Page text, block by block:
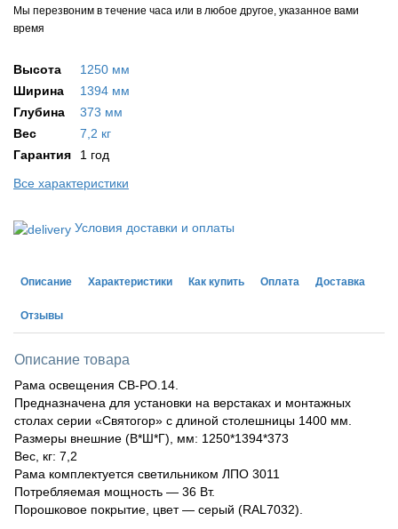
Мы перезвоним в течение часа или в любое другое, указанное вами
время
Высота
1250 мм
Ширина
1394 мм
Глубина
373 мм
Вес
7,2 кг
Гарантия
1 год
Все характеристики
Условия доставки и оплаты
Описание Характеристики Как купить Оплата Доставка
Отзывы
Описание товара
Рама освещения СВ-РО.14.
Предназначена для установки на верстаках и монтажных
столах серии «Святогор» с длиной столешницы 1400 мм.
Размеры внешние (В*Ш*Г), мм: 1250*1394*373
Вес, кг: 7,2
Рама комплектуется светильником ЛПО 3011
Потребляемая мощность — 36 Вт.
Порошковое покрытие, цвет — серый (RAL7032).